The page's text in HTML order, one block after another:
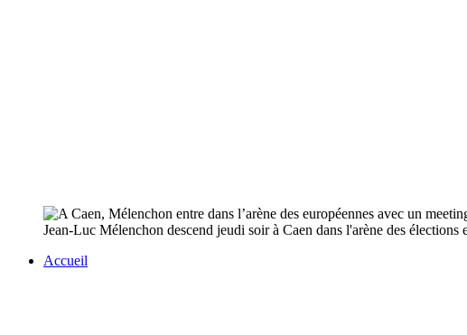
Jean-Luc Mélenchon descend jeudi soir à Caen dans l'arène des
Accueil